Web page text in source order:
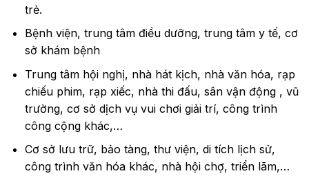
trẻ.
Bệnh viện, trung tâm điều dưỡng, trung tâm y tế, cơ
sở khám bệnh
Trung tâm hội nghị, nhà hát kịch, nhà văn hóa, rạp
chiếu phim, rạp xiếc, nhà thi đấu, sân vận động , vũ
trường, cơ sở dịch vụ vui chơi giải trí, công trình
công cộng khác,…
Cơ sở lưu trữ, bảo tàng, thư viện, di tích lịch sử,
công trình văn hóa khác, nhà hội chợ, triển lãm,…